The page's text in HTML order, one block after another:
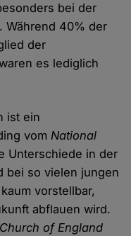
bei der
Während 40% der
der
es lediglich
ist ein
vomNational
Unterschiede in der
bei so vielen jungen
vorstellbar,
abflauen wird.
Church of England